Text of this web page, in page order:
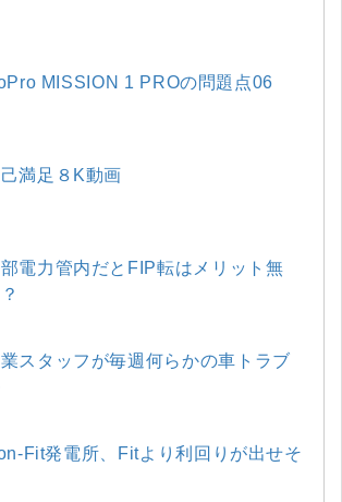
MISSION 1 PROの問題点06
満足８K動画
電力管内だとFIP転はメリット無
スタッフが毎週何らかの車トラブ
Fit発電所、Fitより利回りが出せそ